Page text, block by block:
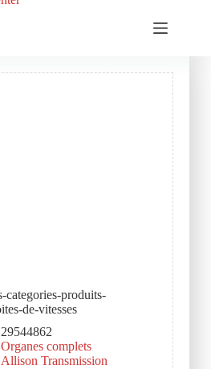
29544862
Organes complets
Allison Transmission